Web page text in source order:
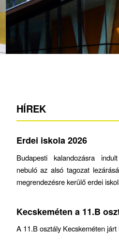
HÍREK
Erdei iskola 2026
Budapesti kalandozásra
nebuló az alsó tagozat
megrendezésre kerülő erdei
Kecskeméten a 11.B
A 11.B osztály Kecskeméten járt